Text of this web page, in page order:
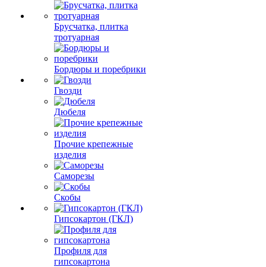
Брусчатка, плитка
тротуарная
Бордюры и поребрики
Гвозди
Дюбеля
Прочие крепежные
изделия
Саморезы
Скобы
Гипсокартон (ГКЛ)
Профиля для
гипсокартона